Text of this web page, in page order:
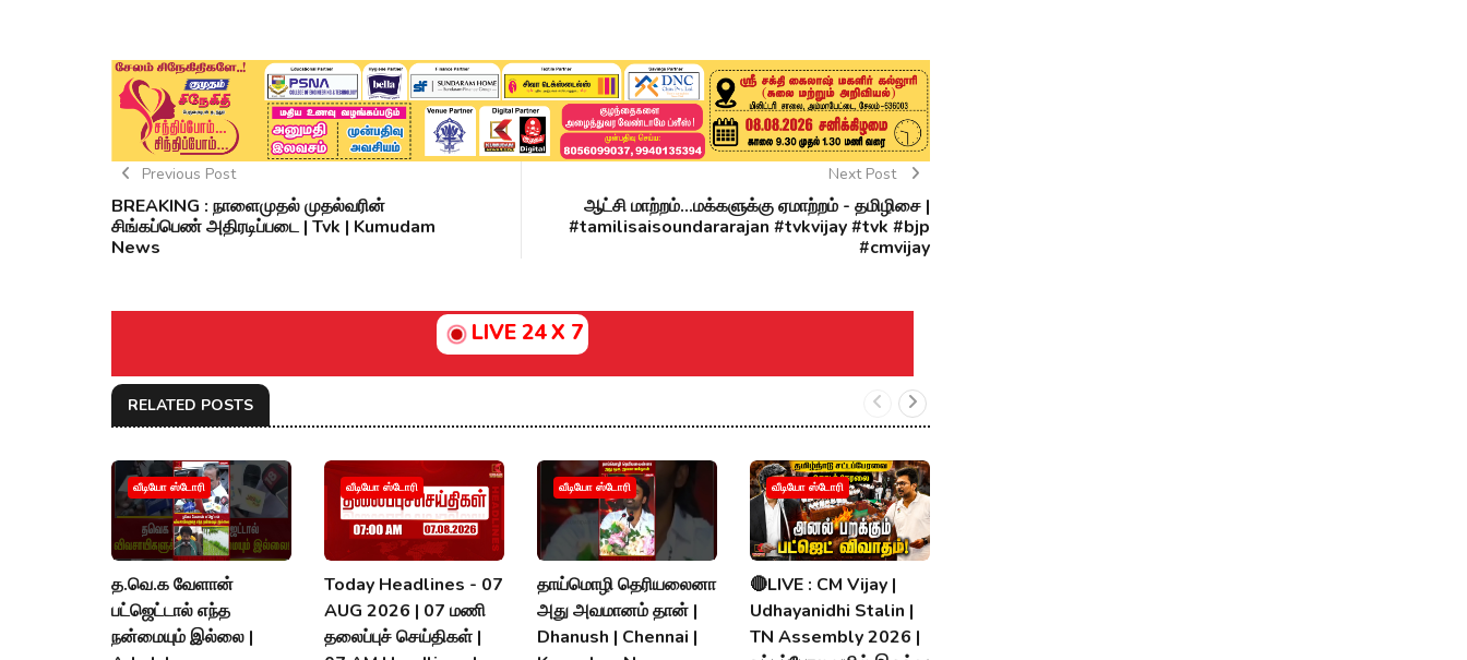
Previous Post
BREAKING : நாளைமுதல் முதல்வரின்
சிங்கப்பெண் அதிரடிப்படை | Tvk | Kumudam
News
Next Post
ஆட்சி மாற்றம்...மக்களுக்கு ஏமாற்றம் - தமிழிசை |
#tamilisaisoundararajan #tvkvijay #tvk #bjp
#cmvijay
LIVE 24 X 7
RELATED POSTS
வீடியோ ஸ்டோரி
த.வெ.க வேளான்
பட்ஜெட்டால் எந்த
நன்மையும் இல்லை |
வீடியோ ஸ்டோரி
Today Headlines - 07
AUG 2026 | 07 மணி
தலைப்புச் செய்திகள் |
வீடியோ ஸ்டோரி
தாய்மொழி தெரியலைனா
அது அவமானம் தான் |
Dhanush | Chennai |
வீடியோ ஸ்டோரி
🔴LIVE : CM Vijay |
Udhayanidhi Stalin |
TN Assembly 2026 |